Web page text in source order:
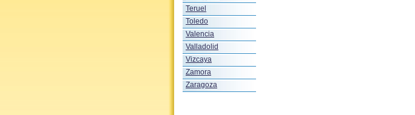
Teruel
Toledo
Valencia
Valladolid
Vizcaya
Zamora
Zaragoza